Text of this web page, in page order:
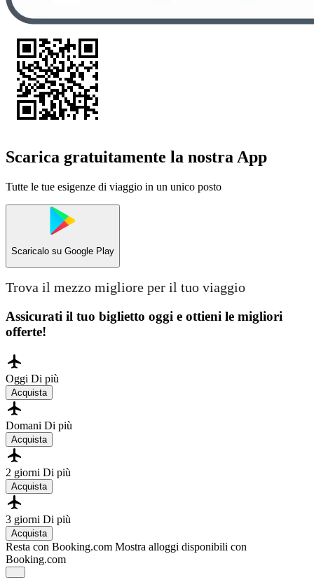
Scarica gratuitamente la nostra App
Tutte le tue esigenze di viaggio in un unico posto
Scaricalo su Google Play
Trova il mezzo migliore per il tuo viaggio
Assicurati il ​​tuo biglietto oggi e ottieni le migliori
offerte!
Oggi Di più
Acquista
Domani Di più
Acquista
2 giorni Di più
Acquista
3 giorni Di più
Acquista
Resta con Booking.com Mostra alloggi disponibili con
Booking.com